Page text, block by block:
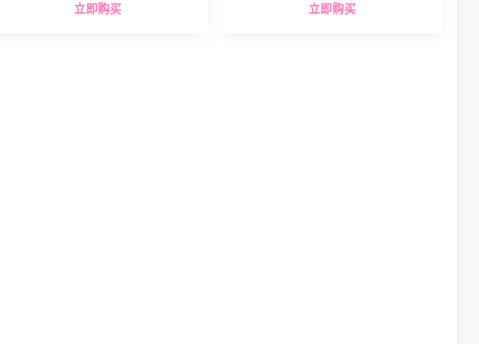
立即购买 立即购买